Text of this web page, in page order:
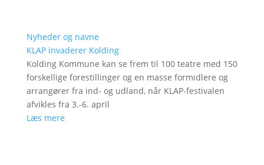
Nyheder og navne
KLAP invaderer Kolding
Kolding Kommune kan se frem til 100 teatre med 150
forskellige forestillinger og en masse formidlere og
arrangører fra ind- og udland, når KLAP-festivalen
afvikles fra 3.-6. april
Læs mere